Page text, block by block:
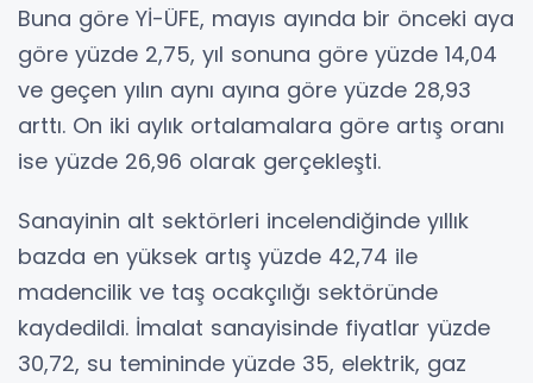
Buna göre Yİ-ÜFE, mayıs ayında bir önceki aya
göre yüzde 2,75, yıl sonuna göre yüzde 14,04
ve geçen yılın aynı ayına göre yüzde 28,93
arttı. On iki aylık ortalamalara göre artış oranı
ise yüzde 26,96 olarak gerçekleşti.
Sanayinin alt sektörleri incelendiğinde yıllık
bazda en yüksek artış yüzde 42,74 ile
madencilik ve taş ocakçılığı sektöründe
kaydedildi. İmalat sanayisinde fiyatlar yüzde
30,72, su temininde yüzde 35, elektrik, gaz